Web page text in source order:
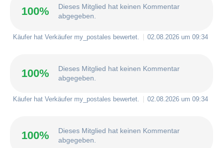
100%
Dieses Mitglied hat keinen Kommentar
abgegeben.
Käufer hat Verkäufer my_postales bewertet. 02.08.2026 um 09:34
100%
Dieses Mitglied hat keinen Kommentar
abgegeben.
Käufer hat Verkäufer my_postales bewertet. 02.08.2026 um 09:34
100%
Dieses Mitglied hat keinen Kommentar
abgegeben.